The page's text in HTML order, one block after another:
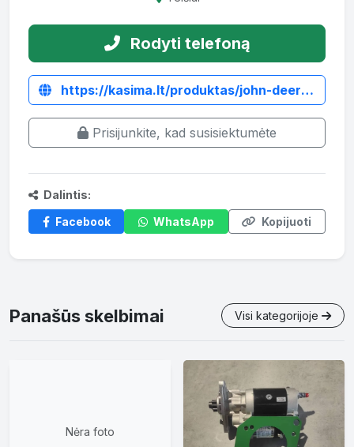
Rodyti telefoną
https://kasima.lt/produktas/john-deere-6910s-transmisija/
Prisijunkite, kad susisiektumėte
Dalintis:
Facebook
WhatsApp Kopijuoti
Panašūs skelbimai Visi kategorijoje
Nėra foto